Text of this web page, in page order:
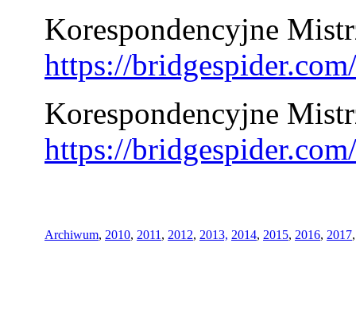
Korespondencyjne
https://
Korespondencyjne
https://
Archiwum, 2010, 2011 , 2012, 2013, 2014, 2015, 2016, 2017